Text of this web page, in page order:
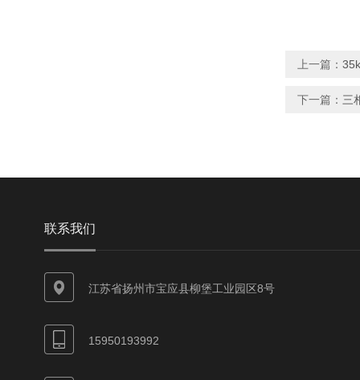
上一篇：
下一篇： 三
联系我们
江苏省扬州市宝应县柳堡工业园区8号
15950193992